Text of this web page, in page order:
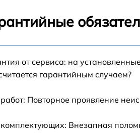
Восстановление загрузчика BIOS IBM
Ремонт СХД IBM 5458E8G
Ремонт ленточного накопителя IBM
от сервиса: на
гарантийным случаем?
Повторное проявление
Внезапная